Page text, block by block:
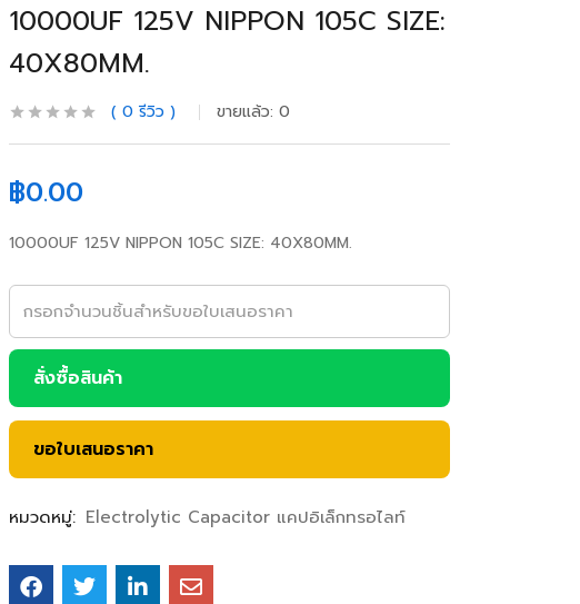
10000UF 125V NIPPON 105C SIZE:
40X80MM.
0 รีวิว ขายแล้ว: 0
฿0.00
10000UF 125V NIPPON 105C SIZE: 40X80MM.
สั่งซื้อสินค้า
ขอใบเสนอราคา
หมวดหมู่: Electrolytic Capacitor แคปอิเล็กทรอไลท์